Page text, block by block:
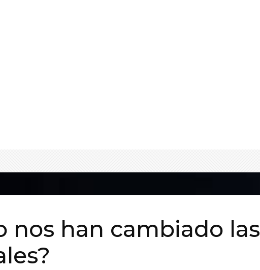
nos han cambiado las